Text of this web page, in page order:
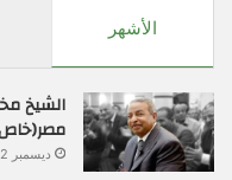
الأشهر
الشيخ
ديسمبر 12, 2020